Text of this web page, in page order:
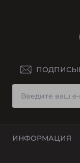
ИНФОРМАЦИЯ